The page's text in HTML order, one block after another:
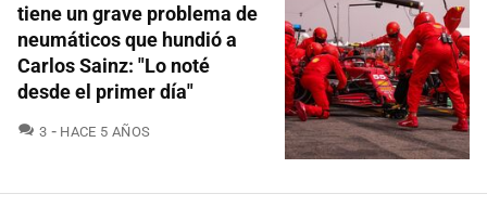
tiene un grave problema de
neumáticos que hundió a
Carlos Sainz: "Lo noté
desde el primer día"
3 COMENTARIOS
HACE 5 AÑOS